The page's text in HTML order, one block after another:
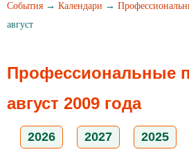
События → Календари →
август
Профессиональные
август 2009 года
2026 2027 2025